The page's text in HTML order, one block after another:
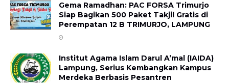
Gema Ramadhan: PAC FORSA Trimurjo
Siap Bagikan 500 Paket Takjil Gratis di
Perempatan 12 B ​TRIMURJO, LAMPUNG
Institut Agama Islam Darul A’mal (IAIDA)
Lampung, Serius Kembangkan Kampus
Merdeka Berbasis Pesantren